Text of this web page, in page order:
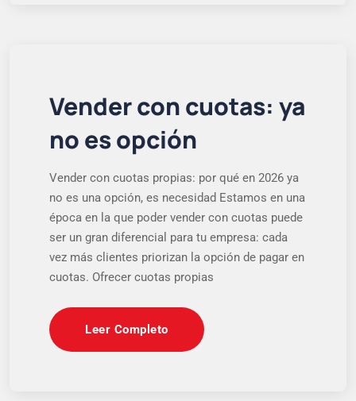
Vender con cuotas: ya
no es opción
Vender con cuotas propias: por qué en 2026 ya
no es una opción, es necesidad Estamos en una
época en la que poder vender con cuotas puede
ser un gran diferencial para tu empresa: cada
vez más clientes priorizan la opción de pagar en
cuotas. Ofrecer cuotas propias
Leer Completo